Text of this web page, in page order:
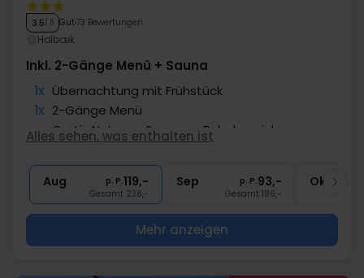
3.5/ 5 Gut 73 Bewertungen
Holbæk
Inkl. 2-Gänge Menü + Sauna
1x Übernachtung mit Frühstück
1x 2-Gänge Menü
∞ Gratis Nutzung Sauna-u. Ruhebereich
∞ Zimmer mit Balkon/Terrasse
Alles sehen, was enthalten ist
Aug p. P.119,-
Gesamt 238,-
Sep p. P.93,-
Gesamt 186,-
Okt
Mehr anzeigen